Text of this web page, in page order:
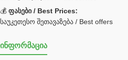
ქვაბი გათბობა მილები
შემაერთებელი / გადამყვანი UNF
💰 ფასები / Best Prices:
საუკეთესო შეთავაზება / Best offers
ინფორმაცია